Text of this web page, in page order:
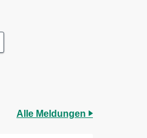
Alle Meldungen